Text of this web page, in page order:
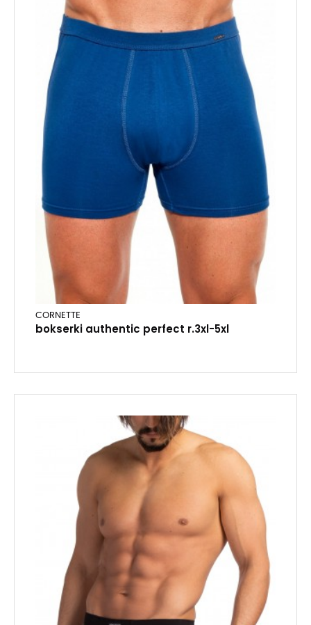
CORNETTE
bokserki authentic perfect r.3xl-5xl